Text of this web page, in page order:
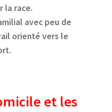
la race.
avec peu de
orienté vers le
et les